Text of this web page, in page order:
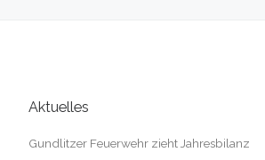
Aktuelles
Gundlitzer Feuerwehr zieht Jahresbilanz